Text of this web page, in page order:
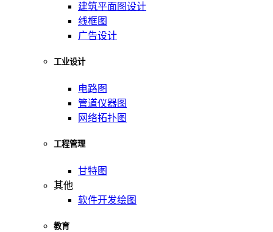
建筑平面图设计
线框图
广告设计
工业设计
电路图
管道仪器图
网络拓扑图
工程管理
甘特图
其他
软件开发绘图
教育